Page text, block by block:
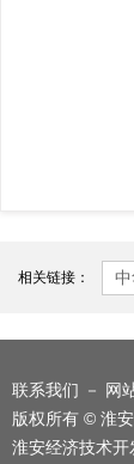
相关链接：
联系我们 －
网
版权所有 © 淮
淮安经济技术